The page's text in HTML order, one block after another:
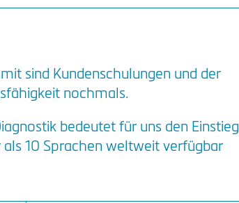
sind Kundenschulungen und der
nochmals.
bedeutet für uns den Einstieg
10 Sprachen weltweit verfügbar